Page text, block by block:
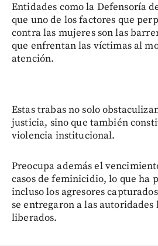
Entidades como la Defensoría
que uno de los factores que
contra las mujeres son las
que enfrentan las víctimas al
atención.
Estas trabas no solo
justicia, sino que también
violencia institucional.
Preocupa además el
casos de feminicidio, lo que ha
incluso los agresores
se entregaron a las autoridades
liberados.